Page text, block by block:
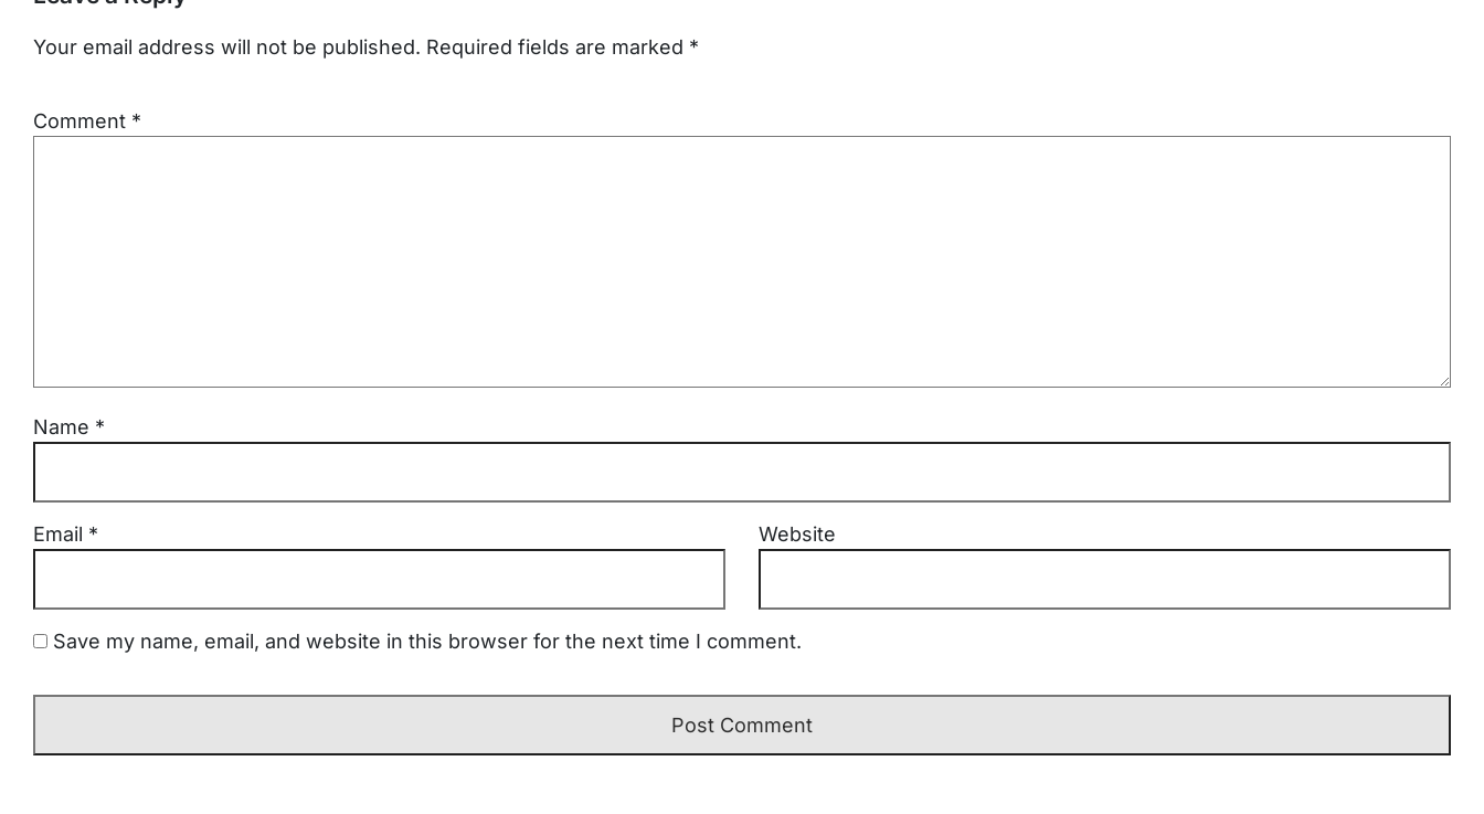
Your email address will not be published. Required fields are marked *
Comment *
Name *
Email * Website
Save my name, email, and website in this browser for the next time I comment.